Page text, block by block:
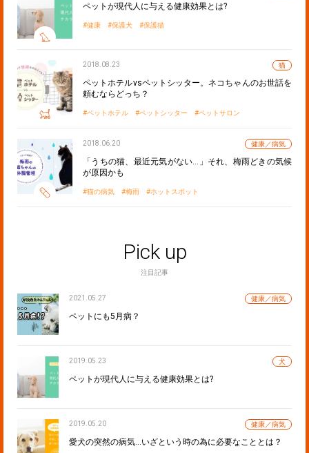
ペットが現代人に与える健康効果とは?
健康 保護犬 保護猫
2018.08.23 猫
ペットホテルvsペットシッター。ネコちゃんのお世話を
頼むならどっち？
ペットホテル ペットシッター ペットサロン
2018.06.20 健康／病気
「うちの猫、最近元気がない…」それ、梅雨どきの気候
が原因かも
猫の病気 梅雨 ホットスポット
Pick up
注目記事
2021.05.27 健康／病気
ペットにも5月病？
2019.05.23 犬
ペットが現代人に与える健康効果とは?
2019.05.20 健康／病気
愛犬の突然の病気…いざという時の為に必要なこととは？